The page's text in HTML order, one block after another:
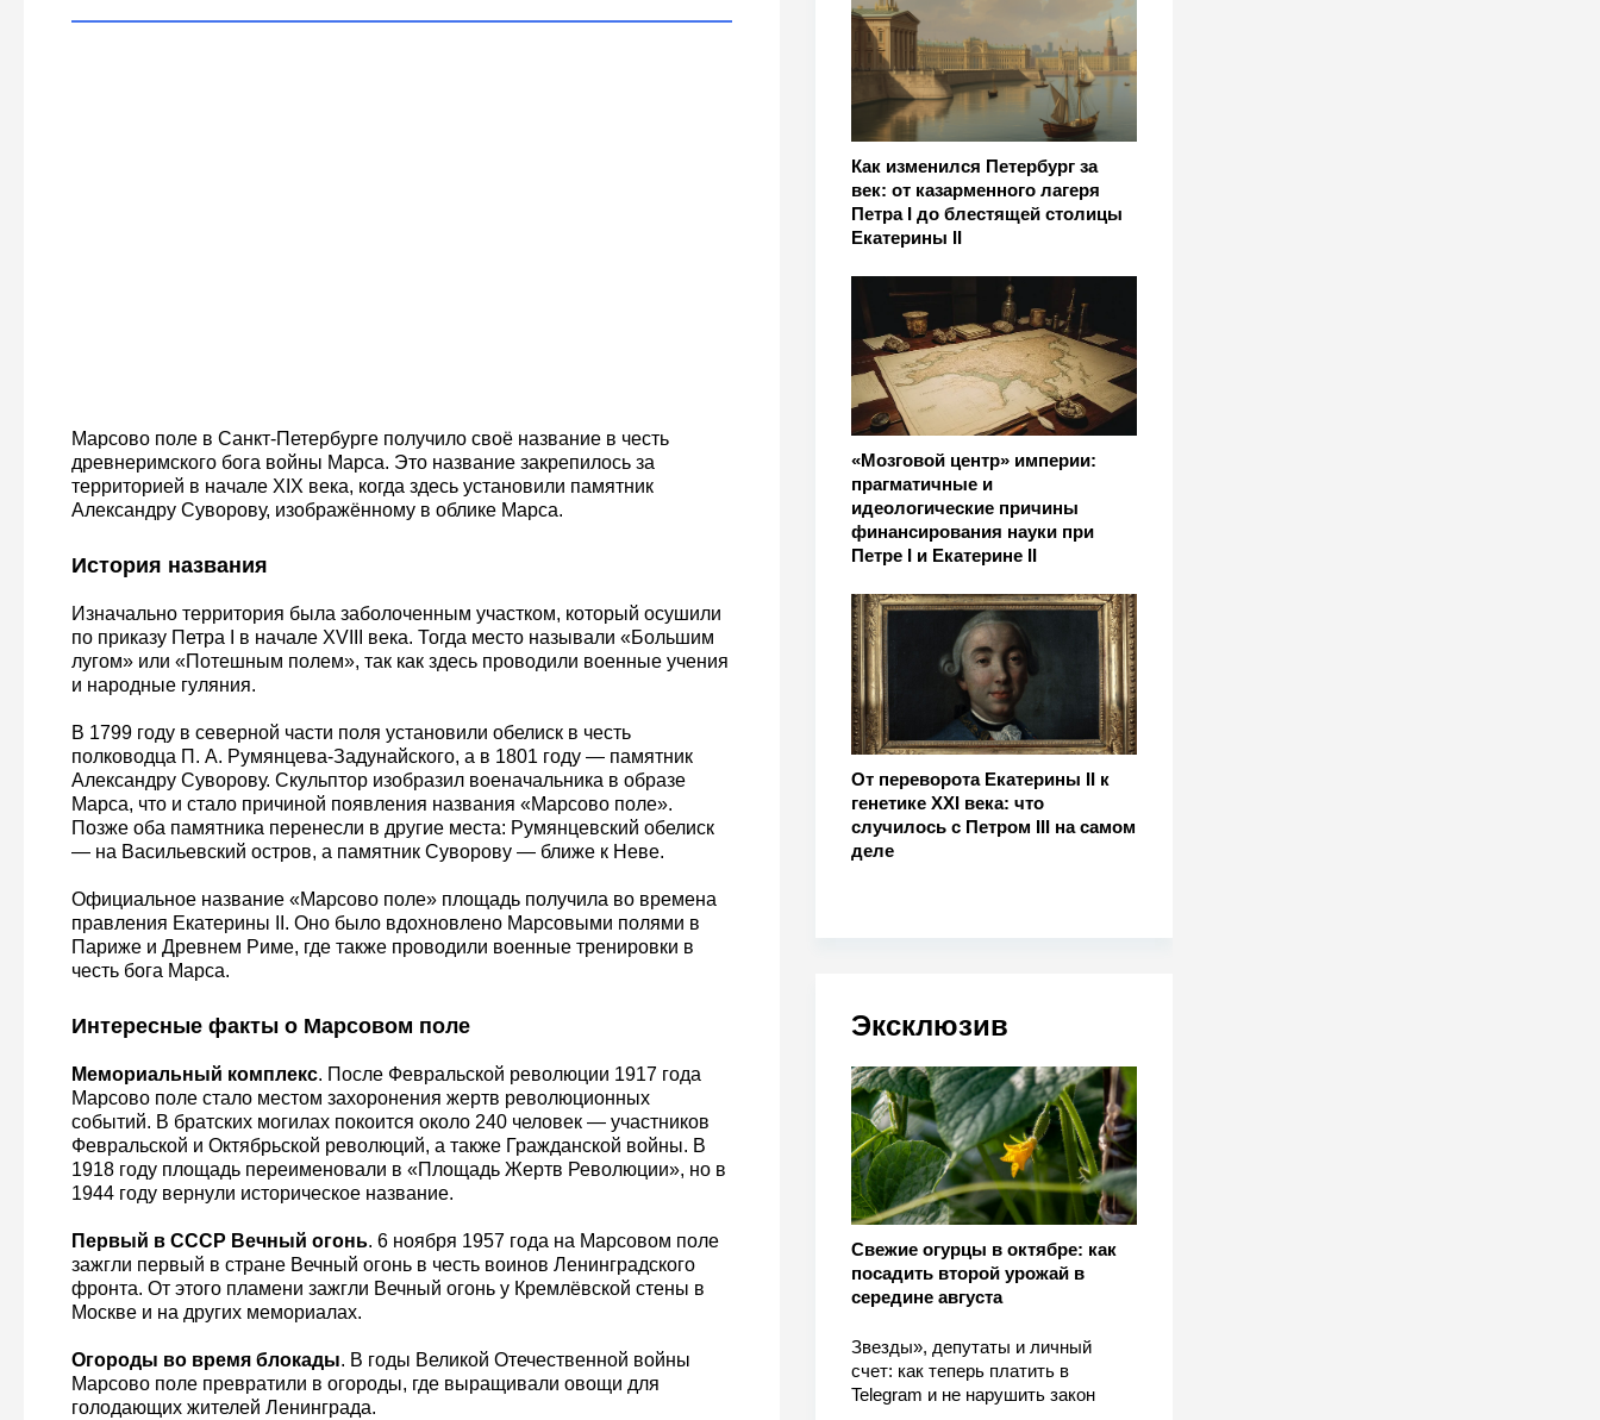
Как изменился Петербург за
век: от казарменного лагеря
Петра I до блестящей столицы
Екатерины II
«Мозговой центр» империи:
прагматичные и
идеологические причины
финансирования науки при
Петре I и Екатерине II
От переворота Екатерины II к
генетике XXI века: что
случилось с Петром III на самом
деле
Эксклюзив
Свежие огурцы в октябре: как
посадить второй урожай в
середине августа
Звезды», депутаты и личный
счет: как теперь платить в
Telegram и не нарушить закон
Марсово поле в Санкт-Петербурге получило своё название в честь
древнеримского бога войны Марса. Это название закрепилось за
территорией в начале XIX века, когда здесь установили памятник
Александру Суворову, изображённому в облике Марса.
История названия
Изначально территория была заболоченным участком, который осушили
по приказу Петра I в начале XVIII века. Тогда место называли «Большим
лугом» или «Потешным полем», так как здесь проводили военные учения
и народные гуляния.
В 1799 году в северной части поля установили обелиск в честь
полководца П. А. Румянцева-Задунайского, а в 1801 году — памятник
Александру Суворову. Скульптор изобразил военачальника в образе
Марса, что и стало причиной появления названия «Марсово поле».
Позже оба памятника перенесли в другие места: Румянцевский обелиск
— на Васильевский остров, а памятник Суворову — ближе к Неве.
Официальное название «Марсово поле» площадь получила во времена
правления Екатерины II. Оно было вдохновлено Марсовыми полями в
Париже и Древнем Риме, где также проводили военные тренировки в
честь бога Марса.
Интересные факты о Марсовом поле
Мемориальный комплекс. После Февральской революции 1917 года
Марсово поле стало местом захоронения жертв революционных
событий. В братских могилах покоится около 240 человек — участников
Февральской и Октябрьской революций, а также Гражданской войны. В
1918 году площадь переименовали в «Площадь Жертв Революции», но в
1944 году вернули историческое название.
Первый в СССР Вечный огонь. 6 ноября 1957 года на Марсовом поле
зажгли первый в стране Вечный огонь в честь воинов Ленинградского
фронта. От этого пламени зажгли Вечный огонь у Кремлёвской стены в
Москве и на других мемориалах.
Огороды во время блокады. В годы Великой Отечественной войны
Марсово поле превратили в огороды, где выращивали овощи для
голодающих жителей Ленинграда.